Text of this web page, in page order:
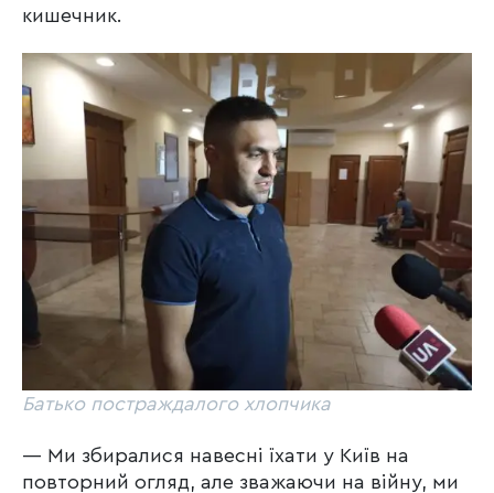
кишечник.
Батько постраждалого хлопчика
— Ми збиралися навесні їхати у Київ на
повторний огляд, але зважаючи на війну, ми